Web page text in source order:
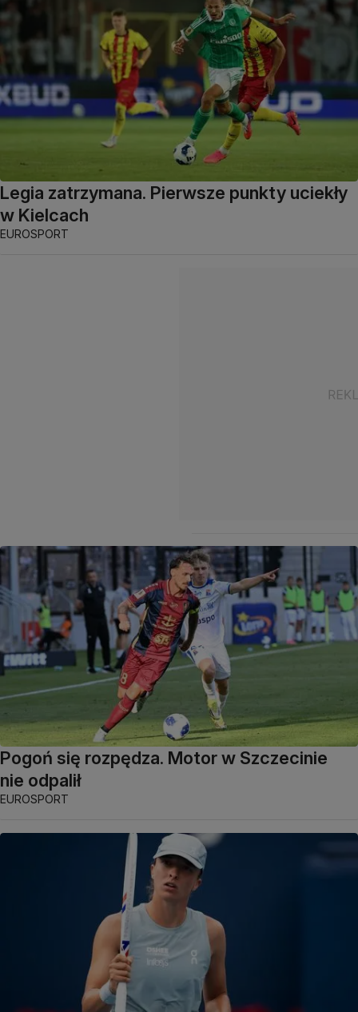
Legia zatrzymana. Pierwsze punkty uciekły
w Kielcach
EUROSPORT
Pogoń się rozpędza. Motor w Szczecinie
nie odpalił
EUROSPORT